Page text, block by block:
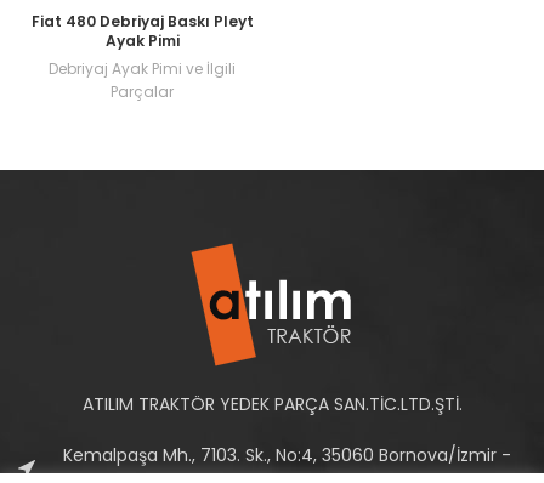
Fiat 480 Debriyaj Baskı Pleyt
Ayak Pimi
Debriyaj Ayak Pimi ve İlgili
Parçalar
ATILIM TRAKTÖR YEDEK PARÇA SAN.TİC.LTD.ŞTİ.
Kemalpaşa Mh., 7103. Sk., No:4, 35060 Bornova/İzmir -